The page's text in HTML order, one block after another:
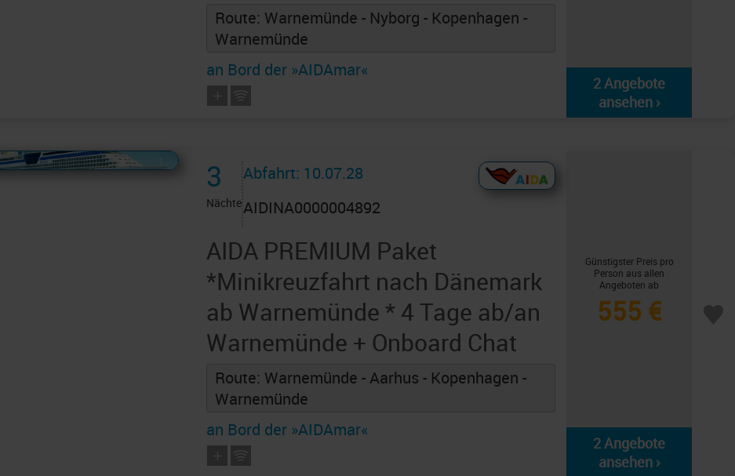
Route: Warnemünde - Nyborg - Kopenhagen -
Warnemünde
an Bord der »AIDAmar«
2 Angebote
ansehen ›
von AIDAcruises ist ©AIDAcruises
3
Nächte
Abfahrt: 10.07.28
AIDINA0000004892
AIDA PREMIUM Paket
*Minikreuzfahrt nach Dänemark
ab Warnemünde * 4 Tage ab/an
Warnemünde + Onboard Chat
Route: Warnemünde - Aarhus - Kopenhagen -
Warnemünde
an Bord der »AIDAmar«
Günstigster Preis pro
Person aus allen
Angeboten ab
555 €
2 Angebote
ansehen ›